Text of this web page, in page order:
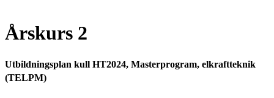
Årskurs 2
Utbildningsplan kull HT2024, Masterprogram, elkraftteknik
(TELPM)